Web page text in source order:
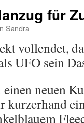
für
Sandra
vollendet,
UFO sein
neuen
kurzerhand